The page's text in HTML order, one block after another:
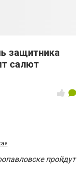
защитника
салют
пройдут